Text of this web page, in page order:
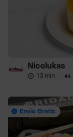
Nicolukas
13 min ·
Envío Gratis